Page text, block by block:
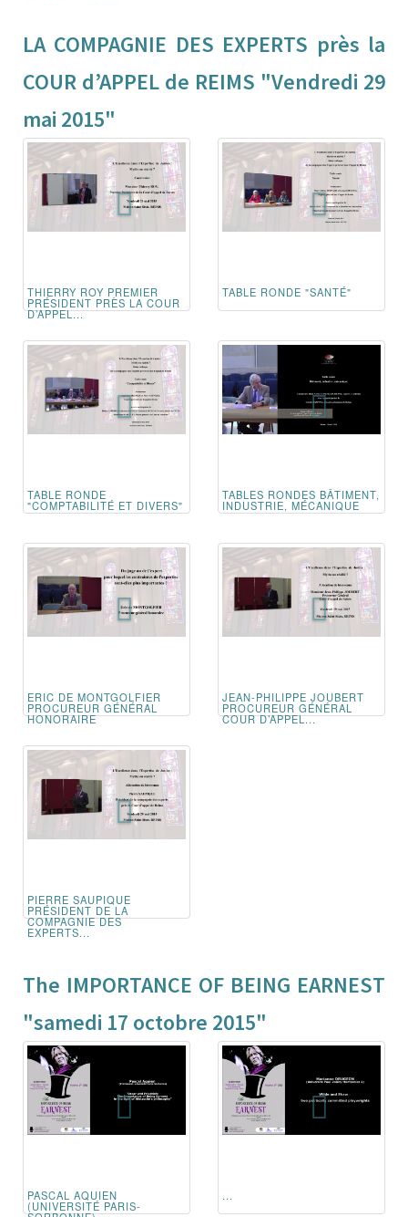
LA COMPAGNIE DES EXPERTS près la
COUR d’APPEL de REIMS "Vendredi 29
mai 2015"
THIERRY ROY PREMIER
PRÉSIDENT PRÈS LA COUR
D’APPEL...
TABLE RONDE "SANTÉ"
TABLE RONDE
"COMPTABILITÉ ET DIVERS"
TABLES RONDES BÂTIMENT,
INDUSTRIE, MÉCANIQUE
ERIC DE MONTGOLFIER
PROCUREUR GÉNÉRAL
HONORAIRE
JEAN-PHILIPPE JOUBERT
PROCUREUR GÉNÉRAL
COUR D’APPEL...
PIERRE SAUPIQUE
PRÉSIDENT DE LA
COMPAGNIE DES
EXPERTS...
The IMPORTANCE OF BEING EARNEST
"samedi 17 octobre 2015"
PASCAL AQUIEN
(UNIVERSITÉ PARIS-
...